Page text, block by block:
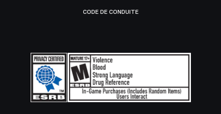
CODE DE CONDUITE